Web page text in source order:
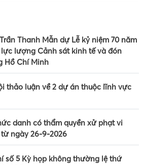
Thanh Mẫn dự Lễ kỷ niệm 70 năm
lượng Cảnh sát kinh tế và đón
Hồ Chí Minh
thảo luận về 2 dự án thuộc lĩnh vực
danh có thẩm quyền xử phạt vi
ngày 26-9-2026
số 5 Kỳ họp không thường lệ thứ